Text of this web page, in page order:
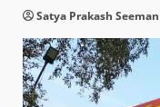
Satya Prakash Seeman